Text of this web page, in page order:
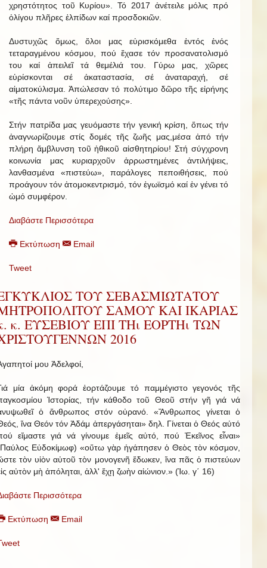
χρηστότητος τοῦ Κυρίου». Τό 2017 ἀνέτειλε μόλις πρό
ὀλίγου πλῆρες ἐλπίδων καί προσδοκιῶν.
Δυστυχῶς ὅμως, ὅλοι μας εὑρισκόμεθα ἐντός ἑνός
τεταραγμένου κόσμου, πού ἔχασε τόν προσανατολισμό
του καί ἀπειλεῖ τά θεμέλιά του. Γύρω μας, χῶρες
εὑρίσκονται σέ ἀκαταστασία, σέ ἀναταραχή, σέ
αἱματοκύλισμα. Ἀπώλεσαν τό πολύτιμο δῶρο τῆς εἰρήνης
«τῆς πάντα νοῦν ὑπερεχούσης».
Στήν πατρίδα μας γευόμαστε τήν γενική κρίση, ὅπως τήν
ἀναγνωρίζουμε στίς δομές τῆς ζωῆς μας,μέσα ἀπό τήν
πλήρη ἄμβλυνση τοῦ ἠθικοῦ αἰσθητηρίου! Στή σύγχρονη
κοινωνία μας κυριαρχοῦν ἀρρωστημένες ἀντιλήψεις,
λανθασμένα «πιστεύω», παράλογες πεποιθήσεις, πού
προάγουν τόν ἀτομοκεντρισμό, τόν ἐγωϊσμό καί ἐν γένει τό
ὠμό συμφέρον.
Διαβάστε Περισσότερα
Εκτύπωση Email
Tweet
ΤΟΥ ΣΕΒΑΣΜΙΩΤΑΤΟΥ
ΣΑΜΟΥ ΚΑΙ ΙΚΑΡΙΑΣ
κ. ΕΥΣΕΒΙΟΥ ΕΠΙ ΤΗι ΕΟΡΤΗι ΤΩΝ
2016
μου Ἀδελφοί,
μία ἀκόμη φορά ἑορτάζουμε τό παμμέγιστο γεγονός τῆς
Ἱστορίας, τήν κάθοδο τοῦ Θεοῦ στήν γῆ γιά νά
ὁ ἄνθρωπος στόν οὐρανό. «Ἄνθρωπος γίνεται ὁ
ἵνα Θεόν τόν Ἀδάμ ἀπεργάσηται» δηλ. Γίνεται ὁ Θεός αὐτό
εἴμαστε γιά νά γίνουμε ἐμεῖς αὐτό, πού Ἐκεῖνος εἶναι»
Εὐδοκίμωφ) «οὕτω γὰρ ἠγάπησεν ὁ Θεὸς τὸν κόσμον,
τὸν υἱὸν αὐτοῦ τὸν μονογενῆ ἔδωκεν, ἵνα πᾶς ὁ πιστεύων
αὐτὸν μὴ ἀπόληται, ἀλλ' ἔχῃ ζωὴν αἰώνιον.» (Ἰω. γ΄ 16)
Περισσότερα
Εκτύπωση Email